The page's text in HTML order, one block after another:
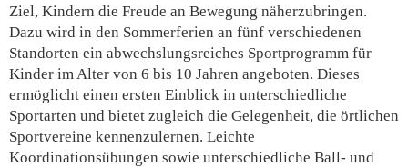
Ziel, Kindern die Freude an Bewegung näherzubringen.
Dazu wird in den Sommerferien an fünf verschiedenen
Standorten ein abwechslungsreiches Sportprogramm für
Kinder im Alter von 6 bis 10 Jahren angeboten. Dieses
ermöglicht einen ersten Einblick in unterschiedliche
Sportarten und bietet zugleich die Gelegenheit, die örtlichen
Sportvereine kennenzulernen. Leichte
Koordinationsübungen sowie unterschiedliche Ball- und